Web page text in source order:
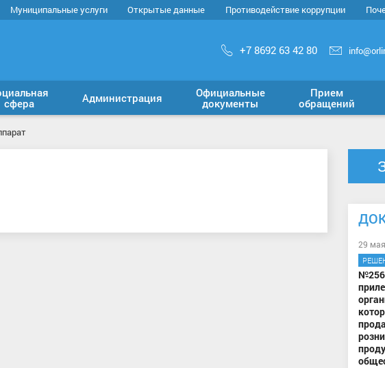
Муниципальные услуги Открытые данные Противодействие коррупции
+7 8692 63 42 80
сфера
Администрация
Официальные
документы
Прием
обращений
29
№256